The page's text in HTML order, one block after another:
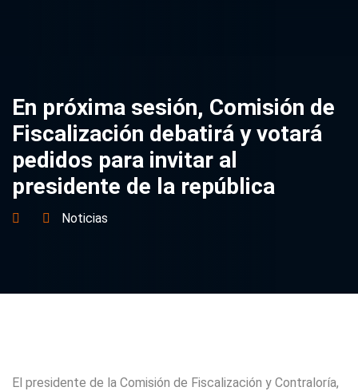
En próxima sesión, Comisión de
Fiscalización debatirá y votará
pedidos para invitar al
presidente de la república
Noticias
El presidente de la Comisión de Fiscalización y Contraloría,